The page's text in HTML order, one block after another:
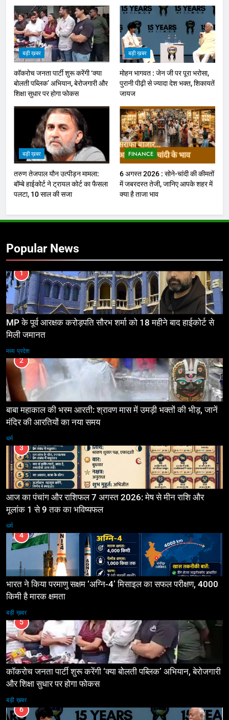
बड़ी ख़बर
कॉकरोच जनता पार्टी शुरू करेंगी ‘क्या
बोलती पब्लिक’ अभियान, बेरोजगारी और
शिक्षा सुधार पर होगा फोकस
बड़ी ख़बर
मोहन भागवत : जेन जी पर पूरा भरोसा,
पुरानी पीढ़ी से ज्यादा देश भक्त, शिकायतें
जायज
बड़ी ख़बर
तरुण तेजपाल यौन उत्पीड़न मामला:
बॉम्बे हाईकोर्ट ने ट्रायल कोर्ट का फैसला
पलटा, 10 साल की सजा
FINANCE
6 अगस्त 2026 : सोने-चांदी की कीमतों
में जबरदस्त तेजी, जानिए आपके शहर में
क्या है ताजा भाव
Popular News
1
MP के पूर्व आरक्षक करोड़पति सौरभ शर्मा को 18 महीने बाद हाईकोर्ट से
मिली जमानत
मध्य प्रदेश
2
बाबा महाकाल की भस्म आरती: श्रावण मास में उमड़ी भक्तों की भीड़, जानें
मंदिर की आरतियों का नया समय
धर्म
3
आज का पंचांग और राशिफल 7 अगस्त 2026: मेष से मीन राशि और
मूलांक 1 से 9 तक का भविष्यफल
धर्म
4
भारत ने किया परमाणु सक्षम ‘अग्नि-4’ मिसाइल का सफल परीक्षण, 4000
किमी है मारक क्षमता
बड़ी ख़बर
5
कॉकरोच जनता पार्टी शुरू करेंगी ‘क्या बोलती पब्लिक’ अभियान, बेरोजगारी
और शिक्षा सुधार पर होगा फोकस
बड़ी ख़बर
6